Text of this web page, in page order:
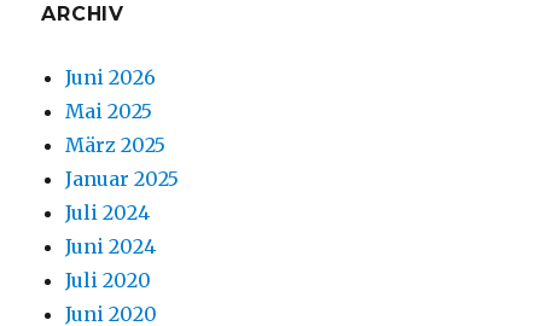
ARCHIV
Juni 2026
Mai 2025
März 2025
Januar 2025
Juli 2024
Juni 2024
Juli 2020
Juni 2020